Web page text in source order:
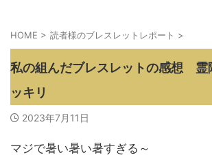
HOME > 読者様のブレスレットレポート >
私の組んだブレスレットの感想 霊
ッキリ
2023年7月11日
マジで暑い暑い暑すぎる～